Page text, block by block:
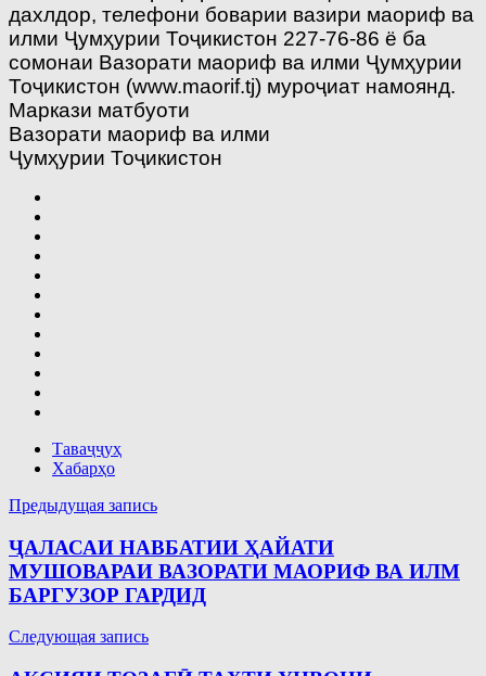
дахлдор, телефони боварии вазири маориф ва
илми Ҷумҳурии Тоҷикистон 227-76-86 ё ба
сомонаи Вазорати маориф ва илми Ҷумҳурии
Тоҷикистон (www.maorif.tj) муроҷиат намоянд.
Маркази матбуоти
Вазорати маориф ва илми
Ҷумҳурии Тоҷикистон
Таваҷҷуҳ
Хабарҳо
Навигация
по
записям
Предыдущая запись
ҶАЛАСАИ НАВБАТИИ ҲАЙАТИ
МУШОВАРАИ ВАЗОРАТИ МАОРИФ ВА ИЛМ
БАРГУЗОР ГАРДИД
Следующая запись